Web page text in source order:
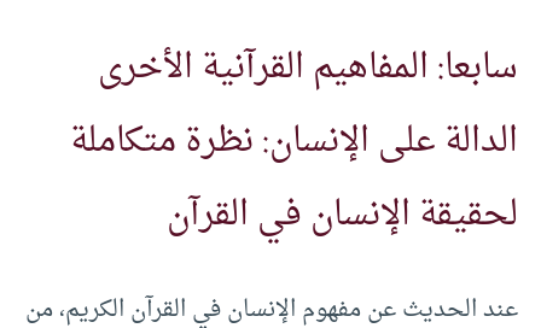
سابعا: المفاهيم القرآنية الأخرى
الدالة على الإنسان: نظرة متكاملة
لحقيقة الإنسان في القرآن
عند الحديث عن مفهوم الإنسان في القرآن الكريم، من